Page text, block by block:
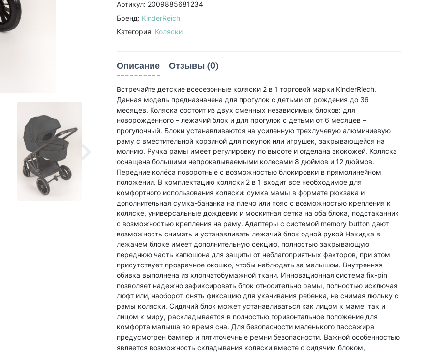
Артикул: 2009885681234
Бренд: KinderReich
Категория: Коляски
Описание Отзывы (0)
Встречайте детские всесезонные коляски 2 в 1 торговой марки KinderRiech.
Данная модель предназначена для прогулок с детьми от рождения до 36
месяцев. Коляска состоит из двух сменных независимых блоков: для
новорожденного – лежачий блок и для прогулок с детьми от 6 месяцев –
прогулочный. Блоки устанавливаются на усиленную трехлучевую алюминиевую
раму с вместительной корзиной для покупок или игрушек, закрывающейся на
молнию. Ручка рамы имеет регулировку по высоте и отделана экокожей. Коляска
оснащена большими непрокалываемыми колесами 8 дюймов и 12 дюймов.
Передние колёса поворотные с возможностью блокировки в прямолинейном
положении. В комплектацию коляски 2 в 1 входит все необходимое для
комфортного использования коляски: сумка мамы в формате рюкзака и
дополнительная сумка-бананка на плечо или пояс с возможностью крепления к
коляске, универсальные дождевик и москитная сетка на оба блока, подстаканник
с возможностью крепления на раму. Адаптеры с системой memory button дают
возможность снимать и устанавливать лежачий блок одной рукой Накидка в
лежачем блоке имеет дополнительную секцию, полностью закрывающую
переднюю часть капюшона для защиты от неблагоприятных факторов, при этом
присутствует прозрачное окошко, чтобы наблюдать за малышом. Внутренняя
обивка выполнена из хлопчатобумажной ткани. Инновационная система fix-pin
позволяет надежно зафиксировать блок относительно рамы, полностью исключая
люфт или, наоборот, снять фиксацию для укачивания ребенка, не снимая люльку с
рамы коляски. Сидячий блок может устанавливаться как лицом к маме, так и
лицом к миру, раскладывается в полностью горизонтальное положение для
комфорта малыша во время сна. Для безопасности маленького пассажира
предусмотрен бампер и пятиточечные ремни безопасности. Важной особенностью
является возможность складывания коляски вместе с сидячим блоком,